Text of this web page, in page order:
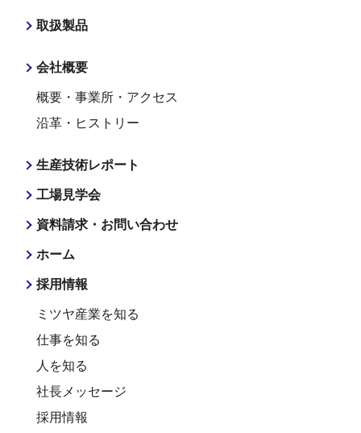
取扱製品
会社概要
概要・事業所・アクセス
沿革・ヒストリー
生産技術レポート
工場見学会
資料請求・お問い合わせ
ホーム
採用情報
ミツヤ産業を知る
仕事を知る
人を知る
社長メッセージ
採用情報